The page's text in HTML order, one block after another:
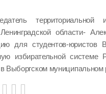
территориальной
области-
для студентов-юристов
избирательной системе
Выборгском муниципальном